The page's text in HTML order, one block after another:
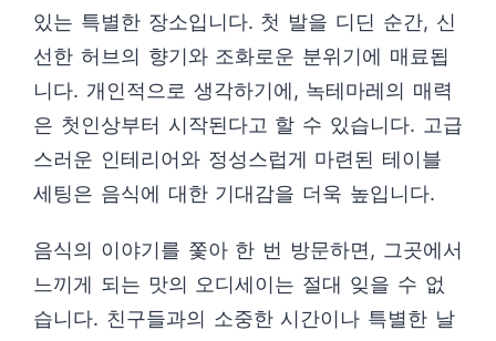
있는 특별한 장소입니다. 첫 발을 디딘 순간, 신
선한 허브의 향기와 조화로운 분위기에 매료됩
니다. 개인적으로 생각하기에, 녹테마레의 매력
은 첫인상부터 시작된다고 할 수 있습니다. 고급
스러운 인테리어와 정성스럽게 마련된 테이블
세팅은 음식에 대한 기대감을 더욱 높입니다.
음식의 이야기를 쫓아 한 번 방문하면, 그곳에서
느끼게 되는 맛의 오디세이는 절대 잊을 수 없
습니다. 친구들과의 소중한 시간이나 특별한 날